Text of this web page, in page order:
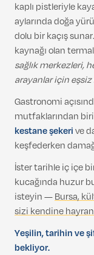
kaplı pistleriyle
aylarında doğa
dolu bir kaçış
kaynağı olan
sağlık merkezleri,
arayanlar için
Gastronomi
mutfaklarından
kestane şekerive
keşfederken
İster tarihle iç içe
kucağında huzur
isteyin —Bursa,
sizi kendine
Yeşilin, tarihin ve
bekliyor.